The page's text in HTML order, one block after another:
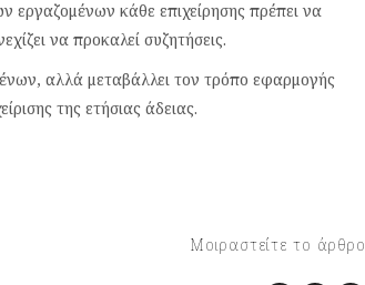
εργαζομένων κάθε επιχείρησης πρέπει να
να προκαλεί συζητήσεις.
αλλά μεταβάλλει τον τρόπο εφαρμογής
της ετήσιας άδειας.
Μοιραστείτε το άρθρο